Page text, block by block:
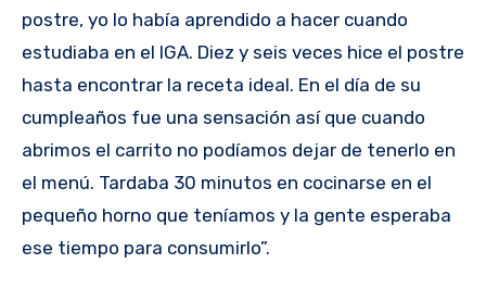
postre, yo lo había aprendido a hacer cuando
estudiaba en el IGA. Diez y seis veces hice el postre
hasta encontrar la receta ideal. En el día de su
cumpleaños fue una sensación así que cuando
abrimos el carrito no podíamos dejar de tenerlo en
el menú. Tardaba 30 minutos en cocinarse en el
pequeño horno que teníamos y la gente esperaba
ese tiempo para consumirlo”.